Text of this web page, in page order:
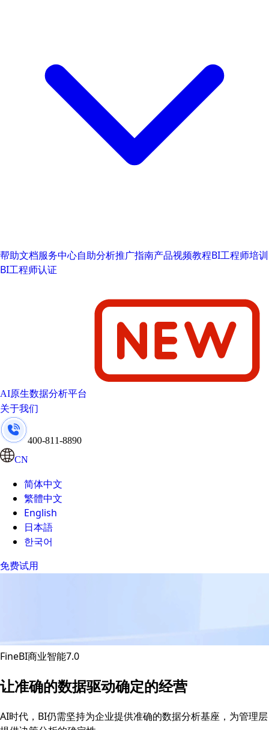
帮助文档服务中心自助分析推广指南产品视频教程BI工程师培训
BI工程师认证
AI原生数据分析平台
关于我们
400-811-8890
CN
简体中文
繁體中文
English
日本語
한국어
免费试用
FineBI商业智能7.0
让准确的数据驱动确定的经营
AI时代，BI仍需坚持为企业提供准确的数据分析基座，为管理层